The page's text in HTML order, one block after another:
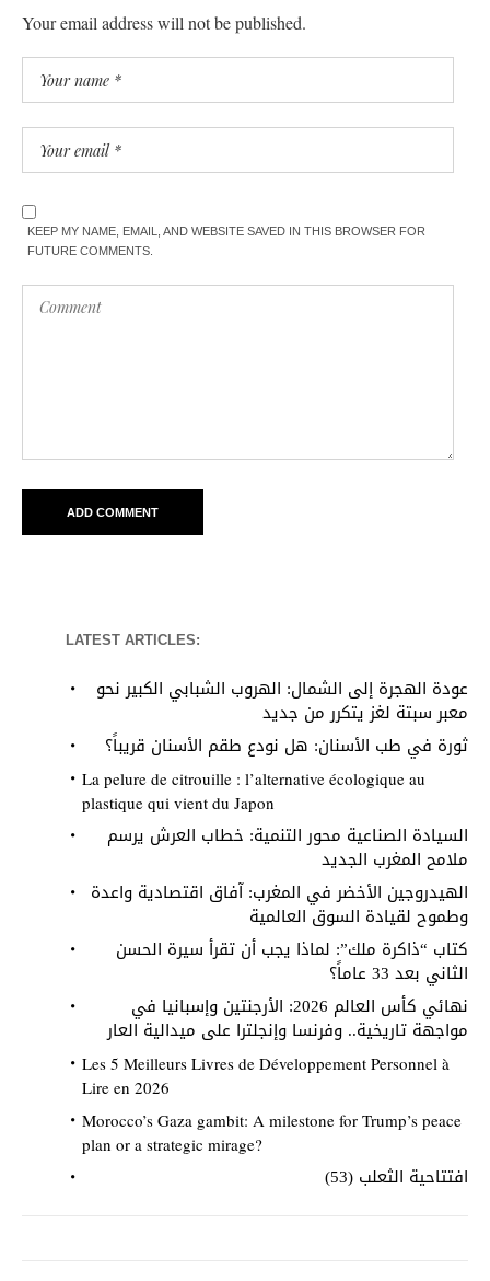
Your email address will not be published.
KEEP MY NAME, EMAIL, AND WEBSITE SAVED IN THIS BROWSER FOR
FUTURE COMMENTS.
LATEST ARTICLES:
عودة الهجرة إلى الشمال: الهروب الشبابي الكبير نحو
معبر سبتة لغز يتكرر من جديد
ثورة في طب الأسنان: هل نودع طقم الأسنان قريباً؟
La pelure de citrouille : l’alternative écologique au
plastique qui vient du Japon
السيادة الصناعية محور التنمية: خطاب العرش يرسم
ملامح المغرب الجديد
الهيدروجين الأخضر في المغرب: آفاق اقتصادية واعدة
وطموح لقيادة السوق العالمية
كتاب “ذاكرة ملك”: لماذا يجب أن تقرأ سيرة الحسن
الثاني بعد 33 عاماً؟
نهائي كأس العالم 2026: الأرجنتين وإسبانيا في
مواجهة تاريخية.. وفرنسا وإنجلترا على ميدالية العار
Les 5 Meilleurs Livres de Développement Personnel à
Lire en 2026
Morocco’s Gaza gambit: A milestone for Trump’s peace
plan or a strategic mirage?
افتتاحية الثعلب (53)